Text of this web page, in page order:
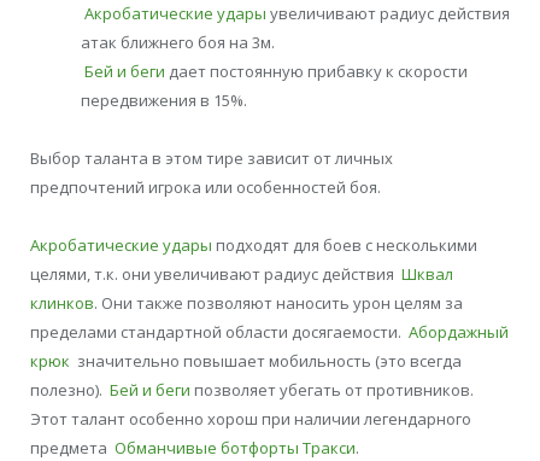
Акробатические удары увеличивают радиус действия
атак ближнего боя на 3м.
Бей и беги дает постоянную прибавку к скорости
передвижения в 15%.
Выбор таланта в этом тире зависит от личных
предпочтений игрока или особенностей боя.
Акробатические удары подходят для боев с несколькими
целями, т.к. они увеличивают радиус действия Шквал
клинков. Они также позволяют наносить урон целям за
пределами стандартной области досягаемости. Абордажный
крюк значительно повышает мобильность (это всегда
полезно). Бей и беги позволяет убегать от противников.
Этот талант особенно хорош при наличии легендарного
предмета Обманчивые ботфорты Тракси.